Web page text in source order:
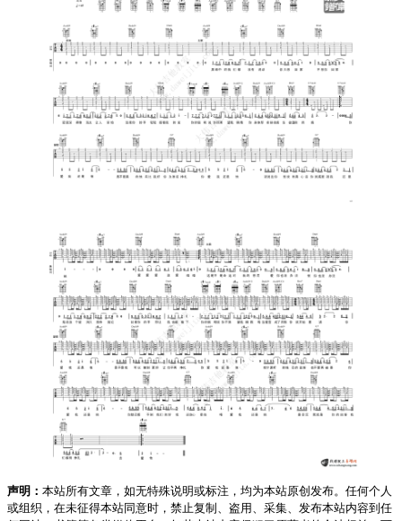
声明： 本站所有文章，如无特殊说明或标注，均为本站原创发布。任何个人
或组织，在未征得本站同意时，禁止复制、盗用、采集、发布本站内容到任